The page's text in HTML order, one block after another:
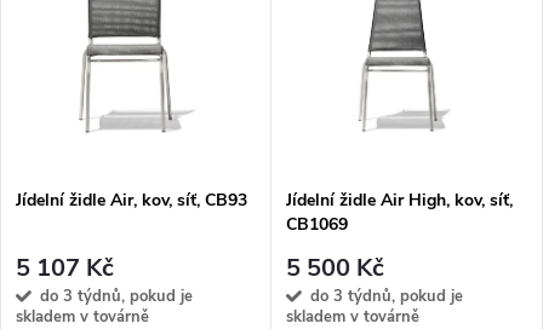
Jídelní židle Air, kov, síť, CB93
5 107 Kč
do 3 týdnů, pokud je
skladem v továrně
Jídelní židle Air High, kov, síť,
CB1069
5 500 Kč
do 3 týdnů, pokud je
skladem v továrně